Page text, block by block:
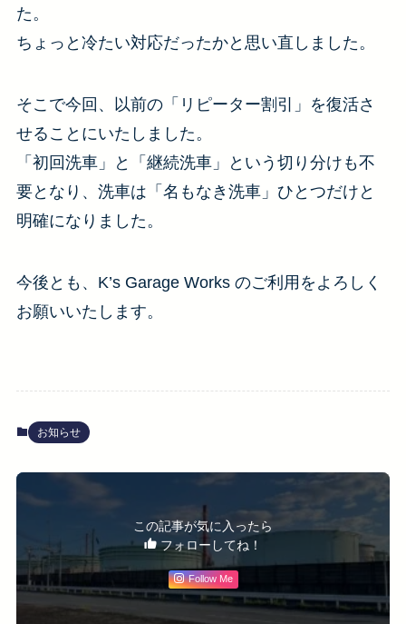
た。
ちょっと冷たい対応だったかと思い直しました。
そこで今回、以前の「リピーター割引」を復活さ
せることにいたしました。
「初回洗車」と「継続洗車」という切り分けも不
要となり、洗車は「名もなき洗車」ひとつだけと
明確になりました。
今後とも、K’s Garage Works のご利用をよろしく
お願いいたします。
お知らせ
この記事が気に入ったら
フォローしてね！
Follow Me